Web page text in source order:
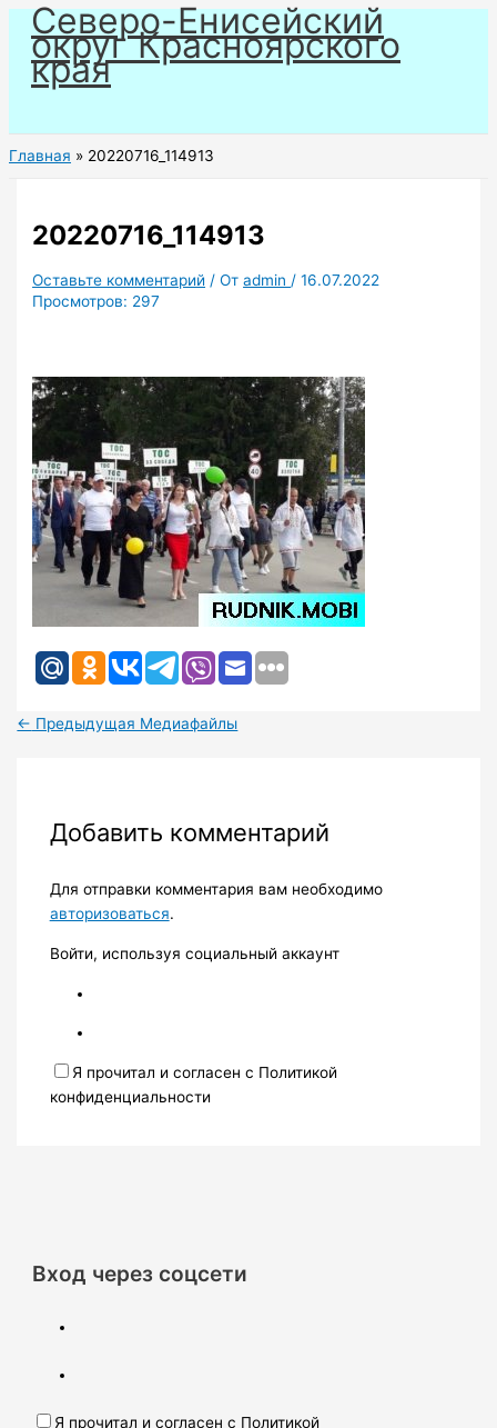
Перейти
содержимому
Северо-Енисейский
округ Красноярского
края
Главная 20220716_114913
20220716_114913
Оставьте комментарий / Отadmin /16.07.2022
Просмотров: 297
← Предыдущая Медиафайлы
Добавить комментарий
Для отправки комментария вам необходимо
авторизоваться.
Войти, используя социальный аккаунт
Я прочитал и согласен с Политикой
конфиденциальности
Вход через соцсети
Я прочитал и согласен с Политикой